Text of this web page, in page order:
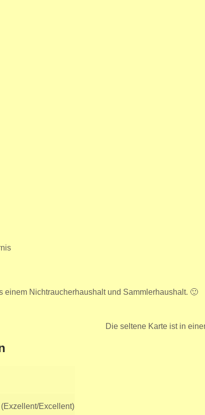
einem Nichtraucherhaushalt und Sammlerhaushalt. 🙂
Die seltene Karte ist in
Excellent)